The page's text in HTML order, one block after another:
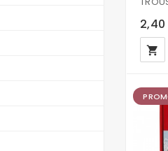
local_grocery_store